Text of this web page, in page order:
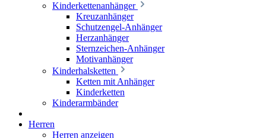
Kinderkettenanhänger
Kreuzanhänger
Schutzengel-Anhänger
Herzanhänger
Sternzeichen-Anhänger
Motivanhänger
Kinderhalsketten
Ketten mit Anhänger
Kinderketten
Kinderarmbänder
Herren
Herren anzeigen